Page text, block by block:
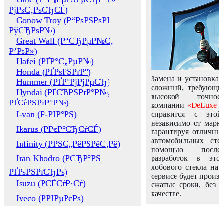
РјРѕС‚РѕСЂСЃ)
Gonow Troy (Р“РѕРЅРѕРІ
РўСЂРѕР№)
Great Wall (Р“СЂРµР№С‚
Р’РѕР»)
Hafei (РҐР°С„РµР№)
Honda (РҐРѕРЅРґР°)
Hummer (РҐР°РјРјРµСЂ)
Hyndai (РҐСЋРЅРґР°Р№,
РҐСѓРЅРґР°Р№)
I-van (Р-РІР°РЅ)
Ikarus (РРєР°СЂСѓСЃ)
Infinity (РРЅС„РёРЅРёС‚Рё)
Iran Khodro (РСЂР°РЅ
РҐРѕРЅРґСЂРѕ)
Isuzu (РСЃСѓР·Сѓ)
Iveco (РРІРµРєРѕ)
Замена и
сложный,
высокой
компании «DeLuxe
справится с
независимо от
гарантируя
автомобильных
помощью
разработок в
лобового стекла
сервисе будет
сжатые сроки,
качестве.